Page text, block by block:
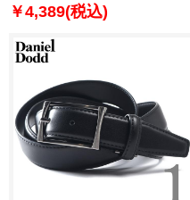
サイズ azbl-229008
￥4,389(税込)